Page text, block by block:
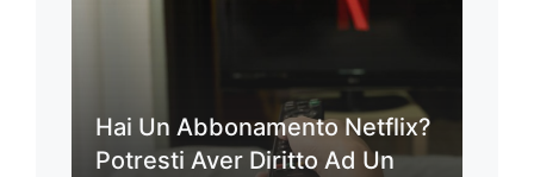
Hai Un Abbonamento Netflix?
Potresti Aver Diritto Ad Un